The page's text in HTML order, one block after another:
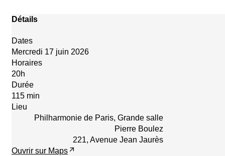
Détails
Dates
Mercredi 17 juin 2026
Horaires
20h
Durée
115 min
Lieu
Philharmonie de Paris, Grande salle
Pierre Boulez
221, Avenue Jean Jaurès
Ouvrir sur Maps